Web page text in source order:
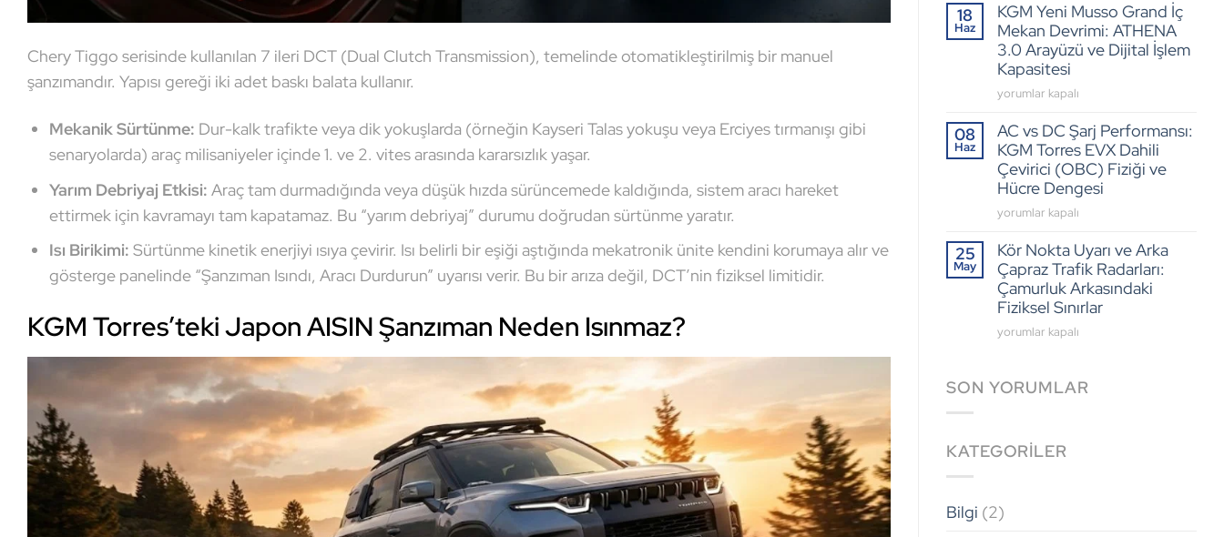
Chery Tiggo serisinde kullanılan 7 ileri DCT (Dual Clutch Transmission), temelinde otomatikleştirilmiş bir manuel
şanzımandır. Yapısı gereği iki adet baskı balata kullanır.
Mekanik Sürtünme: Dur-kalk trafikte veya dik yokuşlarda (örneğin Kayseri Talas yokuşu veya Erciyes tırmanışı gibi
senaryolarda) araç milisaniyeler içinde 1. ve 2. vites arasında kararsızlık yaşar.
Yarım Debriyaj Etkisi: Araç tam durmadığında veya düşük hızda sürüncemede kaldığında, sistem aracı hareket
ettirmek için kavramayı tam kapatamaz. Bu “yarım debriyaj” durumu doğrudan sürtünme yaratır.
Isı Birikimi: Sürtünme kinetik enerjiyi ısıya çevirir. Isı belirli bir eşiği aştığında mekatronik ünite kendini korumaya alır ve
gösterge panelinde “Şanzıman Isındı, Aracı Durdurun” uyarısı verir. Bu bir arıza değil, DCT’nin fiziksel limitidir.
KGM Torres’teki Japon AISIN Şanzıman Neden Isınmaz?
Ağır
Sürükleme
Mühendisliği
için
Musso
Grand:
5-
Link
Süspansiyon
Geometrisi
1
Ton
Yük
Fiziği
için
18
Haz
KGM Yeni Musso Grand İç
Mekan Devrimi: ATHENA
3.0 Arayüzü ve Dijital İşlem
Kapasitesi
KGM
Musso
Grand
İç
Mekan
ATHENA
Arayüzü
ve
Dijital
İşlem
Kapasitesi
yorumlar kapalı
08
Haz
AC vs DC Şarj Performansı:
KGM Torres EVX Dahili
Çevirici (OBC) Fiziği ve
Hücre Dengesi
AC
DC
Şarj
Performansı:
KGM
EVX
(OBC)
Hücre
yorumlar kapalı
25
May
Kör Nokta Uyarı ve Arka
Çapraz Trafik Radarları:
Çamurluk Arkasındaki
Fiziksel Sınırlar
Kör
ve
Radarları:
Fiziksel
yorumlar kapalı
SON YORUMLAR
KATEGORILER
Bilgi (2)